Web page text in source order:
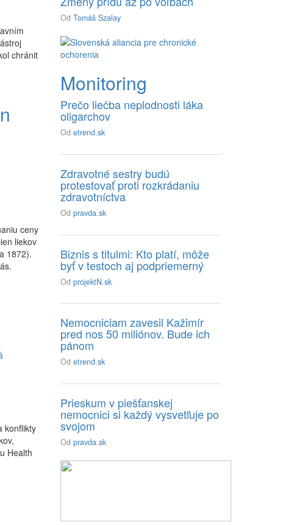
chránit
ceny
liekov
1872).
konflikty
Health
OdTomáš Szalay
Monitoring
Prečo liečba neplodnosti láka
oligarchov
Odetrend.sk
Zdravotné sestry budú
protestovať proti rozkrádaniu
zdravotníctva
Odpravda.sk
Biznis s titulmi: Kto platí, môže
byť v testoch aj podpriemerný
OdprojektN.sk
Nemocniciam zavesil Kažimír
pred nos 50 miliónov. Bude ich
pánom
Odetrend.sk
Prieskum v piešťanskej
nemocnici si každý vysvetľuje po
svojom
Odpravda.sk